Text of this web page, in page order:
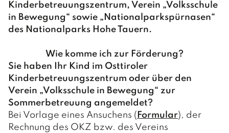
Kinderbetreuungszentrum, Verein „Volksschule
in Bewegung“ sowie „Nationalparkspürnasen“
des Nationalparks Hohe Tauern.
Wie komme ich zur Förderung?
Sie haben Ihr Kind im Osttiroler
Kinderbetreuungszentrum oder über den
Verein „Volksschule in Bewegung“ zur
Sommerbetreuung angemeldet?
Bei Vorlage eines Ansuchens ( Formular), der
Rechnung des OKZ bzw. des Vereins